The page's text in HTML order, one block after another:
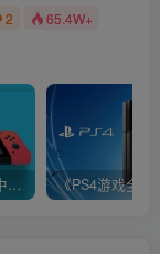
空间问题（
生成的虚拟机大
Mac Files 文
2 65.4W+
任天堂Switch游戏中的xci和nsp格式区别（普及贴）